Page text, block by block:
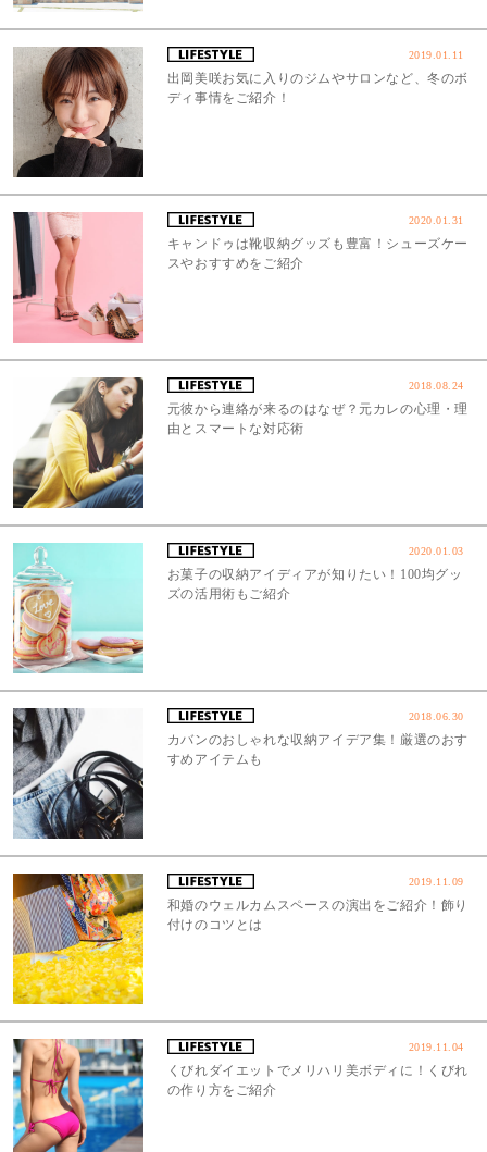
2019.01.11
出岡美咲お気に入りのジムやサロンなど、冬のボ
ディ事情をご紹介！
2020.01.31
キャンドゥは靴収納グッズも豊富！シューズケー
スやおすすめをご紹介
2018.08.24
元彼から連絡が来るのはなぜ？元カレの心理・理
由とスマートな対応術
2020.01.03
お菓子の収納アイディアが知りたい！100均グッ
ズの活用術もご紹介
2018.06.30
カバンのおしゃれな収納アイデア集！厳選のおす
すめアイテムも
2019.11.09
和婚のウェルカムスペースの演出をご紹介！飾り
付けのコツとは
2019.11.04
くびれダイエットでメリハリ美ボディに！くびれ
の作り方をご紹介